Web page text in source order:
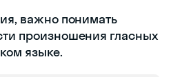
важно понимать
произношения гласных
языке.